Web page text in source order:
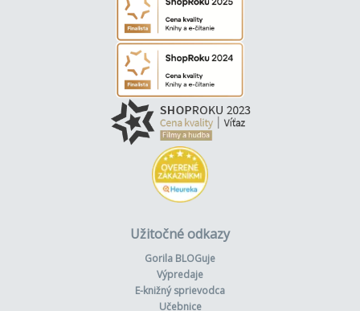
Užitočné odkazy
Gorila BLOGuje
Výpredaje
E-knižný sprievodca
Učebnice